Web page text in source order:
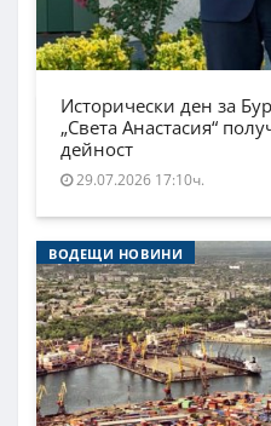
Исторически ден за
„Света Анастасия“
дейност
29.07.2026 17:10ч.
ВОДЕЩИ НОВИНИ